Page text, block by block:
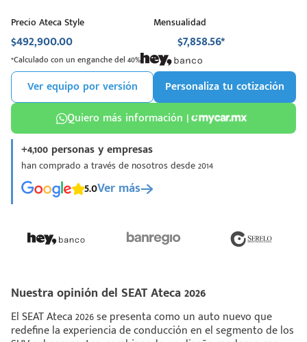
Nuestra opinión del SEAT Ateca 2026
El SEAT Ateca 2026 se presenta como un auto nuevo que
redefine la experiencia de conducción en el segmento de los
Precio Ateca Style
$492,900.00
Mensualidad
$7,858.56*
*Calculado con un enganche del 40%
Ver equipo por versión
Personaliza tu cotización
Quiero más información |
+4,100 personas y empresas
han comprado a través de nosotros desde 2014
5.0Ver más